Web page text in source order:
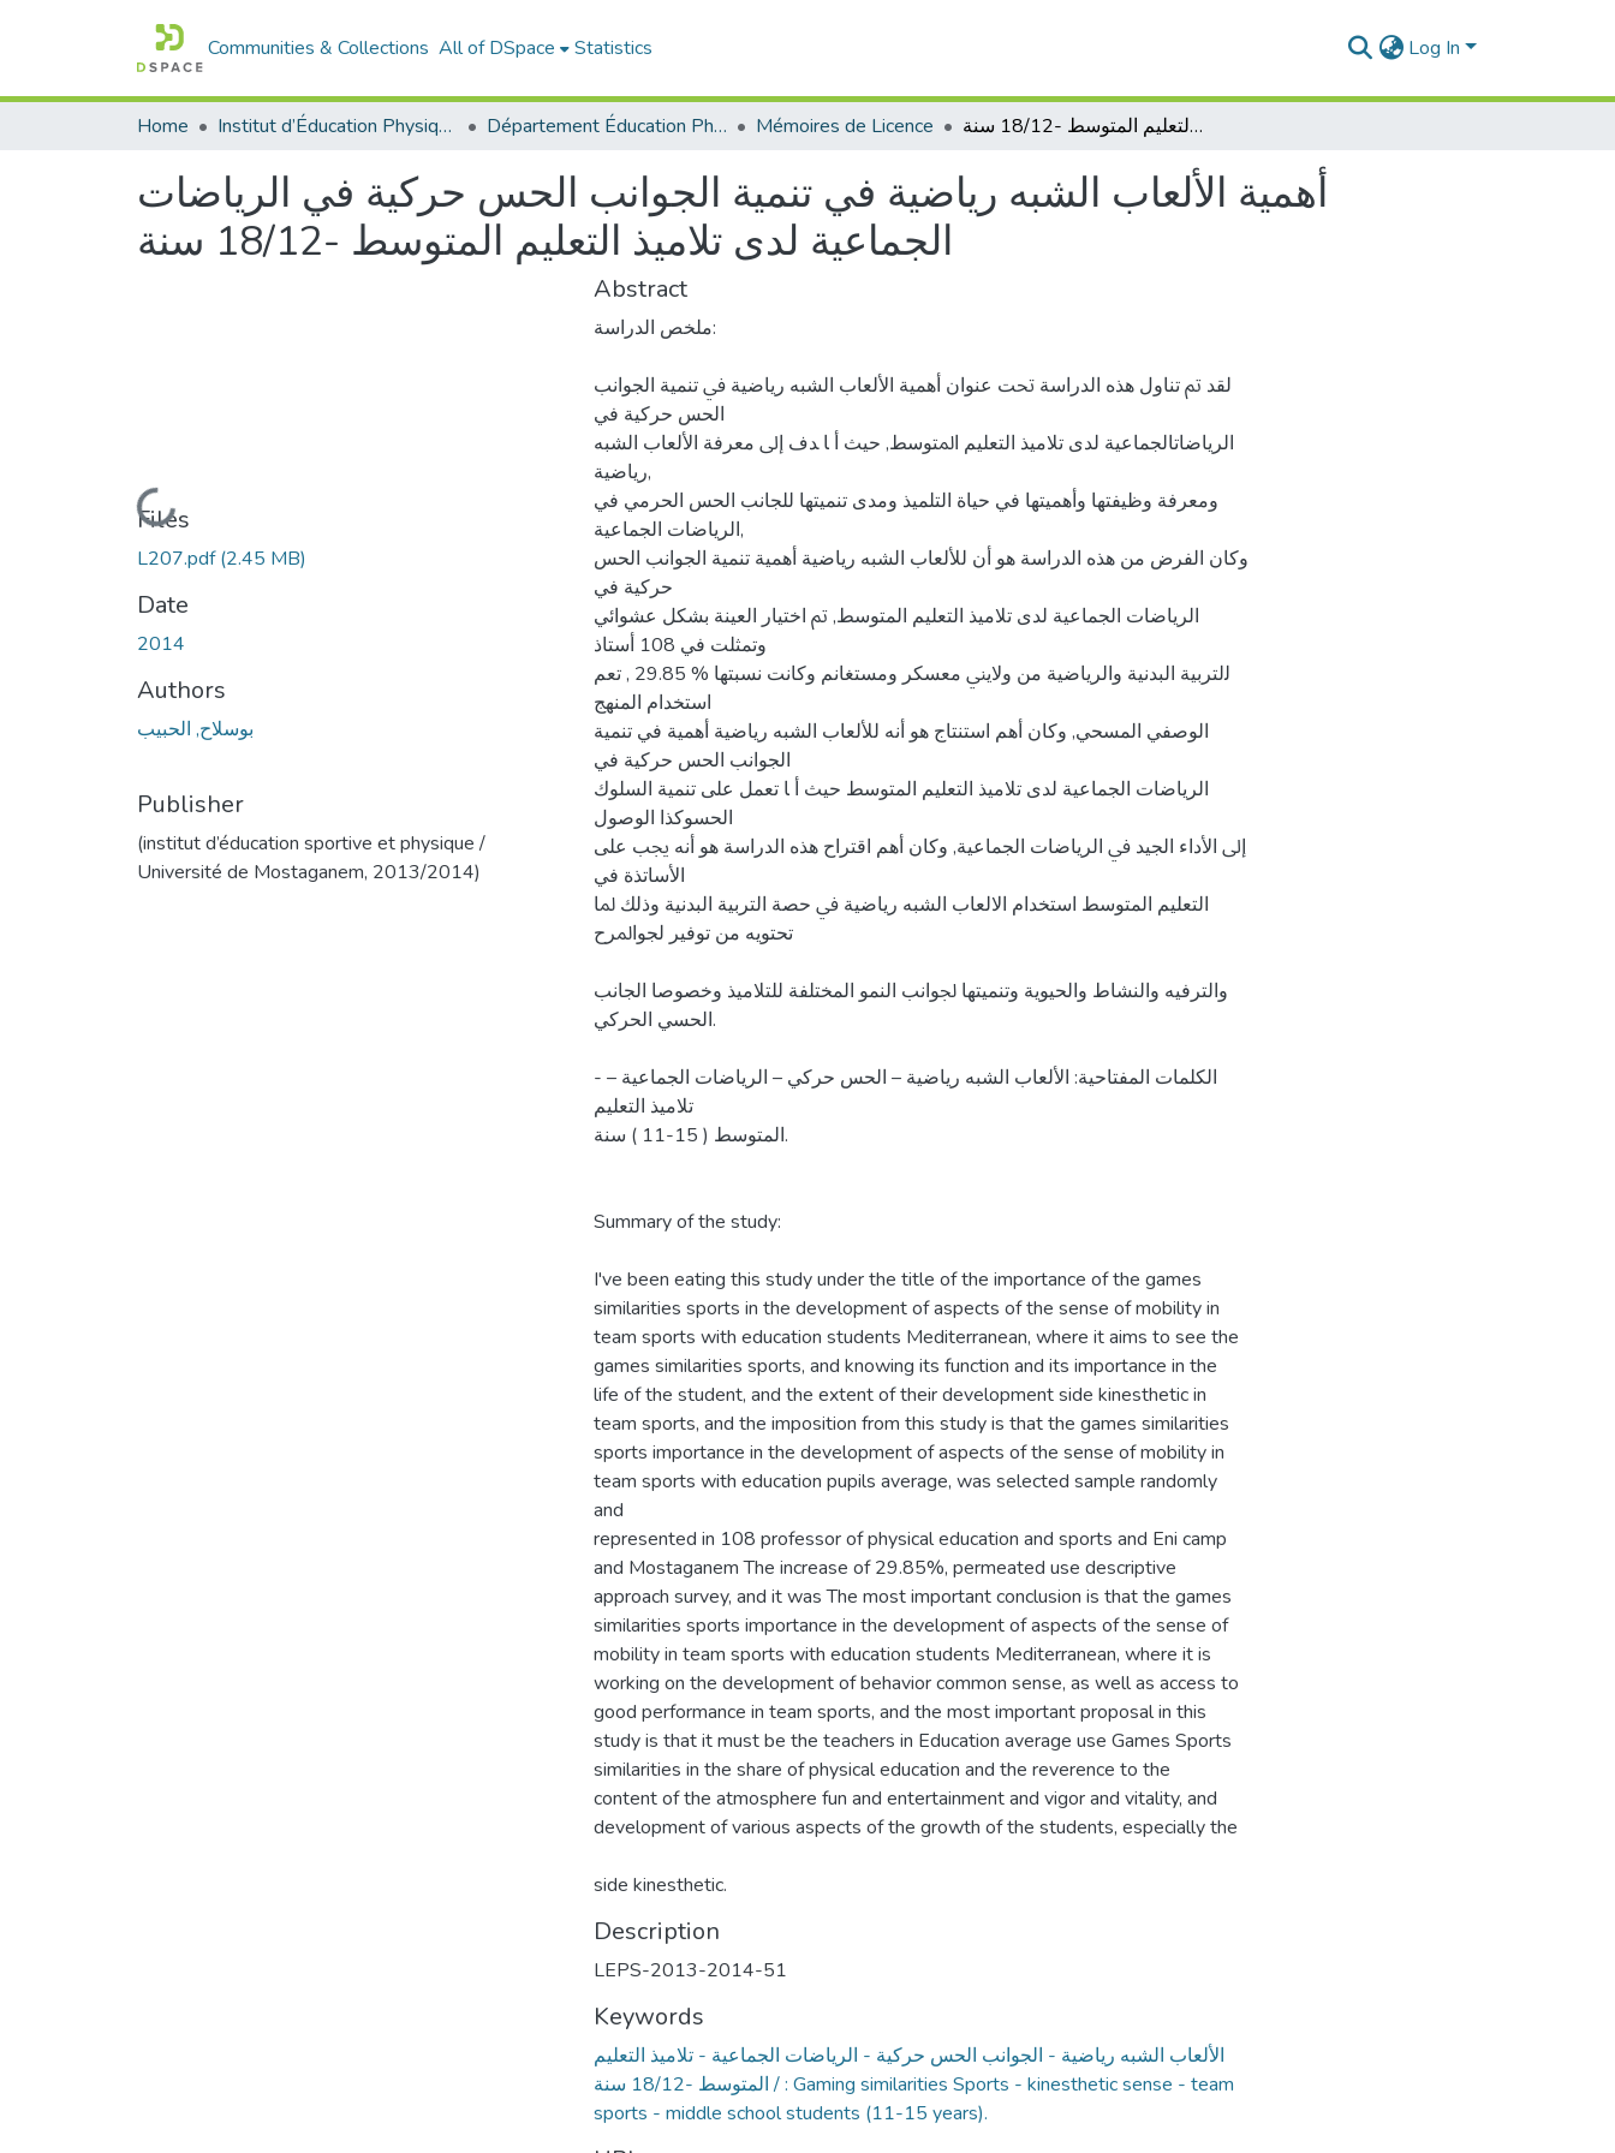
Communities & Collections All of DSpace Statistics Log In
Home Institut d’Éducation Physique et Sportive Département Éducation Physique et Sportive (EPS) Mémoires de Licence أهمية الألعاب الشبه رياضية في تنمية الجوانب الحس حركية في الرياضات الجماعية لدى تلاميذ التعليم المتوسط -18/12 سنة
أهمية الألعاب الشبه رياضية في تنمية الجوانب الحس حركية في الرياضات
الجماعية لدى تلاميذ التعليم المتوسط -18/12 سنة
Loading...
Files
L207.pdf(2.45 MB)
Date
2014
Authors
بوسلاح, الحبيب
Publisher
(institut d’éducation sportive et physique /
Université de Mostaganem, 2013/2014)
Abstract
ﻣﻠﺨﺺ اﻟﺪراﺳﺔ:
ﻟﻘﺪ ﰎ ﺗﻨﺎول ﻫﺬﻩ اﻟﺪراﺳﺔ ﲢﺖ ﻋﻨﻮان أهمية اﻷﻟﻌﺎب اﻟﺸﺒﻪ رﻳﺎﺿﻴﺔ ﰲ ﺗﻨﻤﻴﺔ الجوانب
الحس ﺣﺮﻛﻴﺔ في
اﻟﺮﻳﺎﺿﺎتالجماعية ﻟﺪى ﺗﻼﻣﻴﺬ اﻟﺘﻌﻠﻴﻢ اﳌﺘﻮﺳﻂ, ﺣﻴﺚ أ ﺎ ﺪف إﱃ ﻣﻌﺮﻓﺔ اﻷﻟﻌﺎب اﻟﺸﺒﻪ
رﻳﺎﺿﻴﺔ,
وﻣﻌﺮﻓﺔ وﻇﻴﻔﺘﻬﺎ وأهميتها في ﺣﻴﺎة اﻟﺘﻠﻤﻴﺬ وﻣﺪى ﺗﻨﻤﻴﺘﻬﺎ ﻟﻠﺠﺎﻧﺐ الحس الحرمي في
اﻟﺮﻳﺎﺿﺎت الجماعية,
وﻛﺎن اﻟﻔﺮض ﻣﻦ ﻫﺬﻩ اﻟﺪراﺳﺔ ﻫﻮ أن ﻟﻸﻟﻌﺎب اﻟﺸﺒﻪ رﻳﺎﺿﻴﺔ أهمية ﺗﻨﻤﻴﺔ الجوانب الحس
ﺣﺮﻛﻴﺔ في
اﻟﺮﻳﺎﺿﺎت الجماعية ﻟﺪى ﺗﻼﻣﻴﺬ اﻟﺘﻌﻠﻴﻢ المتوسط, ﰎ اﺧﺘﻴﺎر اﻟﻌﻴﻨﺔ ﺑﺸﻜﻞ ﻋﺸﻮاﺋﻲ
وتمثلت في 108 أﺳﺘﺎذ
ﻟلتربية اﻟﺒﺪﻧﻴﺔ واﻟﺮﻳﺎﺿﻴﺔ ﻣﻦ وﻻﻳﲏ ﻣﻌﺴﻜﺮ ومستغانم وﻛﺎﻧﺖ ﻧﺴﺒﺘﻬﺎ % 29.85 , ﺗﻌﻢ
اﺳﺘﺨﺪام المنهج
اﻟﻮﺻﻔﻲ المسحي, وﻛﺎن أﻫﻢ اﺳﺘﻨﺘﺎج ﻫﻮ أﻧﻪ ﻟﻸﻟﻌﺎب اﻟﺸﺒﻪ رﻳﺎﺿﻴﺔ أهمية في ﺗﻨﻤﻴﺔ
الجوانب الحس ﺣﺮﻛﻴﺔ في
اﻟﺮﻳﺎﺿﺎت الجماعية ﻟﺪى ﺗﻼﻣﻴﺬ اﻟﺘﻌﻠﻴﻢ المتوسط ﺣﻴﺚ أ ﺎ ﺗﻌﻤﻞ ﻋﻠﻰ ﺗﻨﻤﻴﺔ اﻟﺴﻠﻮك
الحسوﻛﺬا اﻟﻮﺻﻮل
إﱃ اﻷداء الجيد ﰲ اﻟﺮﻳﺎﺿﺎت الجماعية, وﻛﺎن أﻫﻢ اقتراح ﻫﺬﻩ اﻟﺪراﺳﺔ ﻫﻮ أﻧﻪ ﳚﺐ ﻋﻠﻰ
اﻷﺳﺎﺗﺬة في
اﻟﺘﻌﻠﻴﻢ المتوسط اﺳﺘﺨﺪام اﻻﻟﻌﺎب اﻟﺸﺒﻪ رﻳﺎﺿﻴﺔ ﰲ ﺣﺼﺔ التربية اﻟﺒﺪﻧﻴﺔ وذﻟﻚ ﳌﺎ
تحتويه من توفير لجواﳌﺮح
والترفيه واﻟﻨﺸﺎط والحيوية وﺗﻨﻤﻴﺘﻬﺎ ﳉﻮاﻧﺐ اﻟﻨﻤﻮ المختلفة ﻟﻠﺘﻼﻣﻴﺬ وﺧﺼﻮﺻﺎ الجانب
الحسي الحركي.
- اﻟﻜﻠﻤﺎت المفتاحية: اﻷﻟﻌﺎب اﻟﺸﺒﻪ رﻳﺎﺿﻴﺔ – الحس ﺣﺮﻛﻲ – اﻟﺮﻳﺎﺿﺎت الجماعية –
ﺗﻼﻣﻴﺬ اﻟﺘﻌﻠﻴﻢ
المتوسط ( 15-11 ) ﺳﻨﺔ.
Summary of the study:
I've been eating this study under the title of the importance of the games
similarities sports in the development of aspects of the sense of mobility in
team sports with education students Mediterranean, where it aims to see the
games similarities sports, and knowing its function and its importance in the
life of the student, and the extent of their development side kinesthetic in
team sports, and the imposition from this study is that the games similarities
sports importance in the development of aspects of the sense of mobility in
team sports with education pupils average, was selected sample randomly
and
represented in 108 professor of physical education and sports and Eni camp
and Mostaganem The increase of 29.85%, permeated use descriptive
approach survey, and it was The most important conclusion is that the games
similarities sports importance in the development of aspects of the sense of
mobility in team sports with education students Mediterranean, where it is
working on the development of behavior common sense, as well as access to
good performance in team sports, and the most important proposal in this
study is that it must be the teachers in Education average use Games Sports
similarities in the share of physical education and the reverence to the
content of the atmosphere fun and entertainment and vigor and vitality, and
development of various aspects of the growth of the students, especially the
side kinesthetic.
Description
LEPS-2013-2014-51
Keywords
الألعاب الشبه رياضية - الجوانب الحس حركية - الرياضات الجماعية - تلاميذ التعليم
المتوسط -18/12 سنة / : Gaming similarities Sports - kinesthetic sense - team
sports - middle school students (11-15 years).